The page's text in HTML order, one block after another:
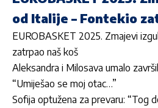
od Italije – Fontekio
EUROBASKET 2025. Zmajevi
zatrpao naš koš
Aleksandra i Milosava umalo
“Umiješao se moj otac…”
Sofija optužena za prevaru: “Tog